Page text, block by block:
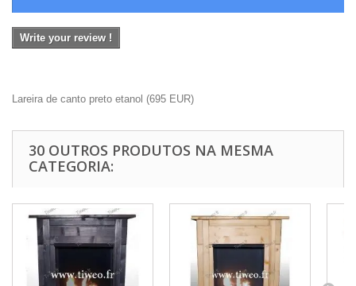
Write your review !
Lareira de canto preto etanol (695 EUR)
30 OUTROS PRODUTOS NA MESMA
CATEGORIA: